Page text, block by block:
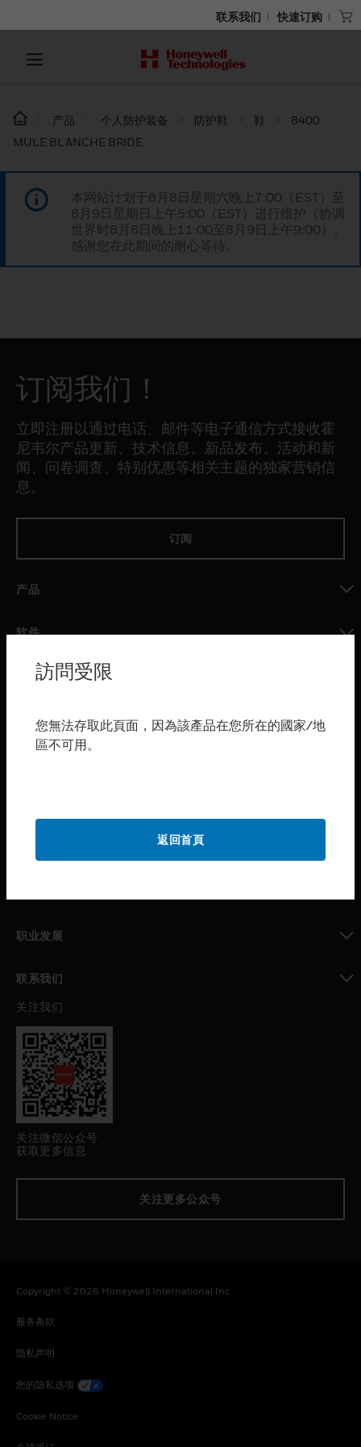
联系我们 快速订购
产品 个人防护装备 防护鞋 鞋
8400
MULE BLANCHE BRIDE
本网站计划于8月8日星期六晚上7:00（EST）至
8月9日星期日上午5:00（EST）进行维护（协调
世界时8月8日晚上11:00至8月9日上午9:00）。
感谢您在此期间的耐心等待。
订阅我们！
立即注册以通过电话、邮件等电子通信方式接收霍
尼韦尔产品更新、技术信息、新品发布、活动和新
闻、问卷调查、特别优惠等相关主题的独家营销信
息。
订阅
产品
软件
toggle view
服务
行业
toggle view
职业发展
联系我们
toggle view
关注我们
关注微信公众号
获取更多信息
关注更多公众号
Copyright © 2026 Honeywell International Inc
服务条款
隐私声明
您的隐私选项
Cookie Notice
訪問受限
您無法存取此頁面，因為該產品在您所在的國家/地
區不可用。
返回首頁